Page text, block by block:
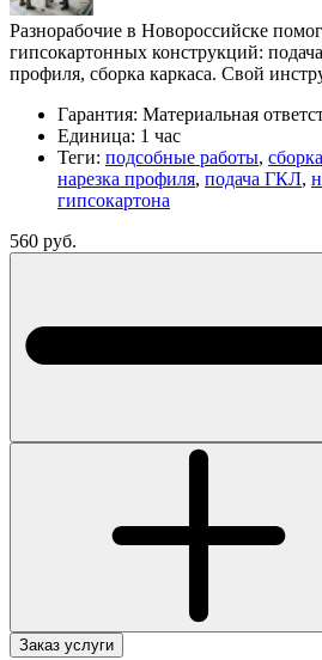
Разнорабочие в Новороссийске
гипсокартонных конструкций:
профиля, сборка каркаса. Свой
Гарантия: Материальная
Единица: 1 час
Теги: подсобные работы,
нарезка профиля, подача ГКЛ,
гипсокартона
560 руб.
Заказ услуги